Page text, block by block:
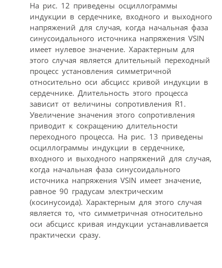
На рис. 12 приведены осциллограммы
индукции в сердечнике, входного и выходного
напряжений для случая, когда начальная фаза
синусоидального источника напряжения VSIN
имеет нулевое значение. Характерным для
этого случая является длительный переходный
процесс установления симметричной
относительно оси абсцисс кривой индукции в
сердечнике. Длительность этого процесса
зависит от величины сопротивления R1.
Увеличение значения этого сопротивления
приводит к сокращению длительности
переходного процесса. На рис. 13 приведены
осциллограммы индукции в сердечнике,
входного и выходного напряжений для случая,
когда начальная фаза синусоидального
источника напряжения VSIN имеет значение,
равное 90 градусам электрическим
(косинусоида). Характерным для этого случая
является то, что симметричная относительно
оси абсцисс кривая индукции устанавливается
практически сразу.